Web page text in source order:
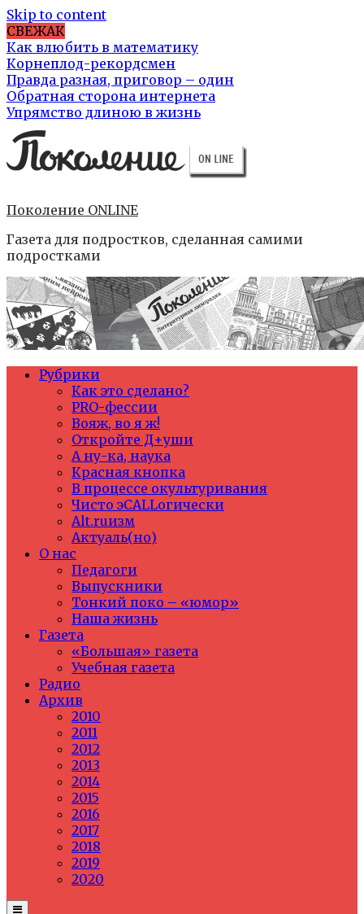
Skip to content
СВЕЖАК
Как влюбить в математику
Корнеплод-рекордсмен
Правда разная, приговор – один
Обратная сторона интернета
Упрямство длиною в жизнь
Поколение ONLINE
Газета для подростков, сделанная самими
подростками
Рубрики
Как это сделано?
PRO-фессии
Вояж, во я ж!
Откройте Д+уши
А ну-ка, наука
Красная кнопка
В процессе окультуривания
Чисто эCALLогически
Alt.ruизм
Актуаль(но)
О нас
Педагоги
Выпускники
Тонкий поко – «юмор»
Наша жизнь
Газета
«Большая» газета
Учебная газета
Радио
Архив
2010
2011
2012
2013
2014
2015
2016
2017
2018
2019
2020